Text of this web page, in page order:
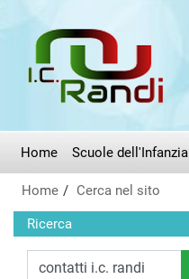
Home Scuole dell'Infanzia
Home Cerca nel sito
Ricerca